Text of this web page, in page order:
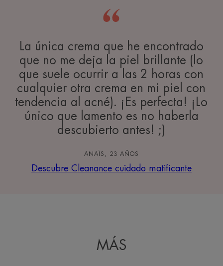
La única crema que he encontrado
que no me deja la piel brillante (lo
que suele ocurrir a las 2 horas con
cualquier otra crema en mi piel con
tendencia al acné). ¡Es perfecta! ¡Lo
único que lamento es no haberla
descubierto antes! ;)
ANAÏS, 23 AÑOS
Descubre Cleanance cuidado matificante
MÁS